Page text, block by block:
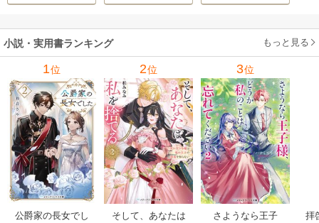
小説・実用書ランキング もっと見る
1位
公爵家の長女でし
2位
そして、あなたは
3位
さようなら王子
拝